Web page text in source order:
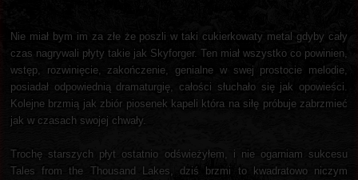
Nie miał bym im za złe że poszli w taki cukierkowaty metal gdyby cały
czas nagrywali płyty takie jak Skyforger. Ten miał wszystko co powinien,
wstęp, rozwinięcie, zakończenie, genialne w swej prostocie melodie,
posiadał odpowiednią dramaturgię, całości słuchało się jak opowieści.
Kolejne brzmią jak zbiór piosenek kapeli która na siłę próbuje zabrzmieć
jak w czasach swojej chwały.
Trochę starszych płyt ostatnio odświeżyłem, i nie ogarniam sukcesu
Tales from the Thousand Lakes, dziś brzmi to kwadratowo niczym